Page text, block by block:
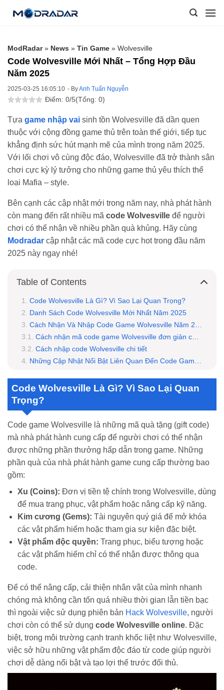
ModRadar» News » Tin Game » Wolvesville
Code Wolvesville Mới Nhất – Tổng Hợp Đầu
Năm 2025
2025-03-25 16:05:10 - ByAnh Tuấn Nguyễn
Điểm: 0/5(Tổng: 0)
Tựa game nhập vai sinh tồn Wolvesville đã dần quen
thuộc với cộng đồng game thủ trên toàn thế giới, tiếp tục
khẳng định sức hút mạnh mẽ của mình trong năm 2025.
Với lối chơi vô cùng độc đáo, Wolvesville đã trở thành sân
chơi cực kỳ lý tưởng cho những game thủ yêu thích thể
loại Mafia – style.
Bên cạnh các cập nhật mới trong năm nay, nhà phát hành
còn mang đến rất nhiều mã code Wolvesville để người
chơi có thể nhận về nhiều phần quà khủng. Hãy cùng
Modradar cập nhật các mã code cực hot trong đầu năm
2025 này ngay nhé!
Table of Contents
Code Wolvesville Là Gì? Vì Sao Lại Quan Trọng?
Danh Sách Code Wolvesville Mới Nhất Năm 2025
Cách Nhận Và Nhập Code Game Wolvesville Năm 2025
Cách nhận mã code game Wolvesville đơn giản cho người chơi
Cách nhập code Wolvesville chi tiết
Những Cập Nhật Nổi Bật Liên Quan Đến Code Game Wolvesville 2025
Phát triển Mini game nhận code Wolvesville
Cá nhân hóa phần thưởng từ code game
Code Wolvesville là gì?
Tôi phải làm gì nếu mã code Wolvesville không hoạt động?
Phần thưởng từ mã code có những lợi ích gì?
Code Wolvesville Là Gì? Vì Sao Lại Quan
Trọng?
Code game Wolvesville là những mã quà tặng (gift code)
mà nhà phát hành cung cấp để người chơi có thể nhận
được những phần thưởng hấp dẫn trong game. Những
phần quà của nhà phát hành game cung cấp thường bao
gồm:
Xu (Coins): Đơn vị tiền tệ chính trong Wolvesville, dùng
để mua trang phục, vật phẩm hoặc nâng cấp kỹ năng.
Kim cương (Gems): Tài nguyên quý giá để mở khóa
các vật phẩm hiếm hoặc tham gia sự kiện đặc biệt.
Vật phẩm độc quyền: Trang phục, biểu tượng hoặc
các vật phẩm hiếm chỉ có thể nhận được thông qua
code.
Để có thể nâng cấp, cải thiện nhân vật của mình nhanh
chóng mà không cần tốn quá nhiều thời gian lẫn tiền bạc
thì ngoài việc sử dụng phiên bản Hack Wolvesville, người
chơi còn có thể sử dụng code Wolvesville online. Đặc
biệt, trong môi trường cạnh tranh khốc liệt như Wolvesville,
việc sở hữu những vật phẩm độc đáo từ code giúp người
chơi dễ dàng nổi bật và tạo lợi thế trước đối thủ.